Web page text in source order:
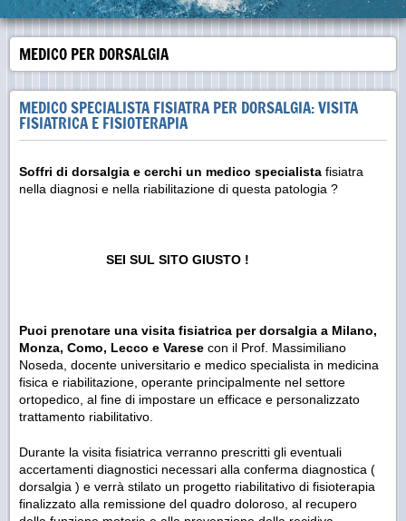
MEDICO PER DORSALGIA
MEDICO SPECIALISTA FISIATRA PER DORSALGIA: VISITA
FISIATRICA E FISIOTERAPIA
Soffri di dorsalgia e cerchi un medico specialista fisiatra
nella diagnosi e nella riabilitazione di questa patologia ?
SEI SUL SITO GIUSTO !
Puoi prenotare una visita fisiatrica per dorsalgia a Milano,
Monza, Como, Lecco e Varese con il Prof. Massimiliano
Noseda, docente universitario e medico specialista in medicina
fisica e riabilitazione, operante principalmente nel settore
ortopedico, al fine di impostare un efficace e personalizzato
trattamento riabilitativo.
Durante la visita fisiatrica verranno prescritti gli eventuali
accertamenti diagnostici necessari alla conferma diagnostica (
dorsalgia ) e verrà stilato un progetto riabilitativo di fisioterapia
finalizzato alla remissione del quadro doloroso, al recupero